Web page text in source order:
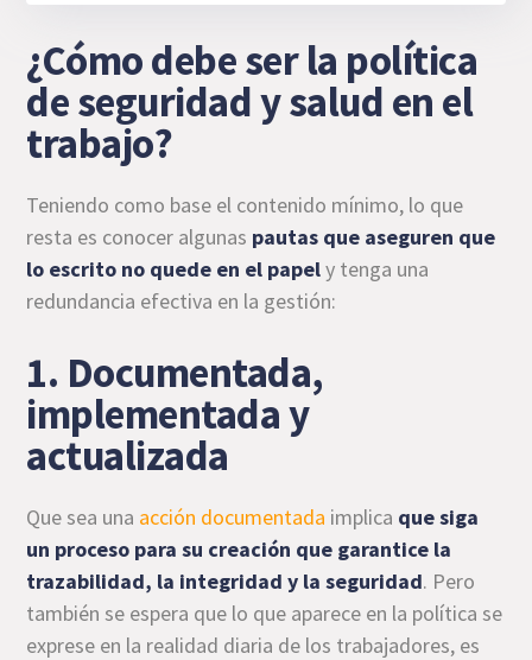
¿Cómo debe ser la política
de seguridad y salud en el
trabajo?
Teniendo como base el contenido mínimo, lo que
resta es conocer algunas pautas que aseguren que
lo escrito no quede en el papely tenga una
redundancia efectiva en la gestión:
1. Documentada,
implementada y
actualizada
Que sea una acción documentada implica que siga
un proceso para su creación que garantice la
trazabilidad, la integridad y la seguridad. Pero
también se espera que lo que aparece en la política se
exprese en la realidad diaria de los trabajadores, es